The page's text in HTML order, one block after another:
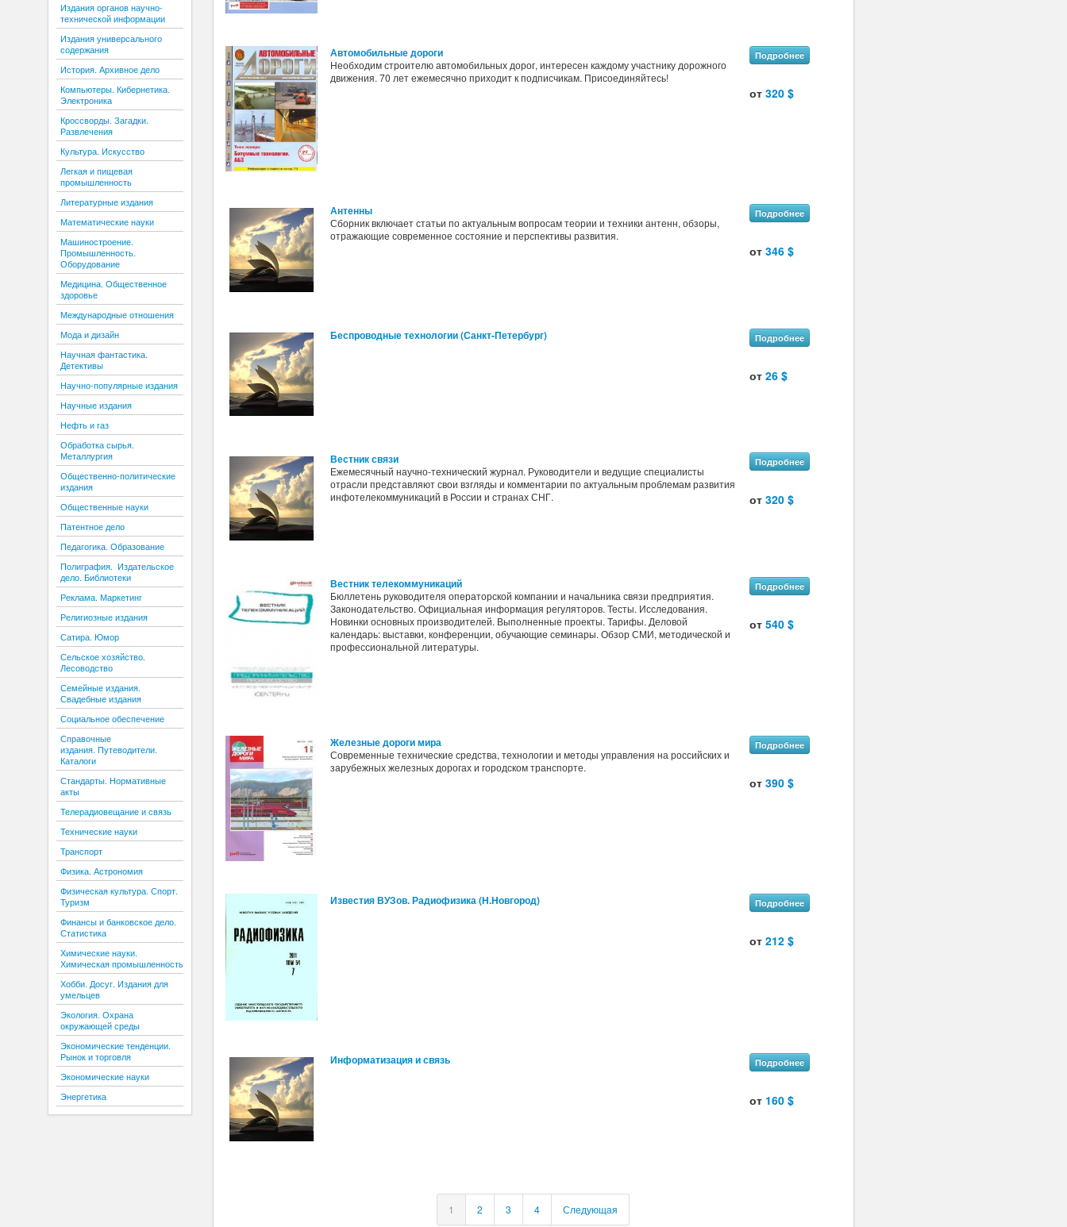
Издания органов научно-
технической информации
Издания универсального
содержания
История. Архивное дело
Компьютеры. Кибернетика.
Электроника
Кроссворды. Загадки.
Развлечения
Культура. Искусство
Легкая и пищевая
промышленность
Литературные издания
Математические науки
Машиностроение.
Промышленность.
Оборудование
Медицина. Общественное
здоровье
Международные отношения
Мода и дизайн
Научная фантастика.
Детективы
Научно-популярные издания
Научные издания
Нефть и газ
Обработка сырья.
Металлургия
Общественно-политические
издания
Общественные науки
Патентное дело
Педагогика. Образование
Полиграфия. Издательское
дело. Библиотеки
Реклама. Маркетинг
Религиозные издания
Сатира. Юмор
Сельское хозяйство.
Лесоводство
Семейные издания.
Свадебные издания
Социальное обеспечение
Справочные
издания. Путеводители.
Каталоги
Стандарты. Нормативные
акты
Телерадиовещание и связь
Технические науки
Транспорт
Физика. Астрономия
Физическая культура. Спорт.
Туризм
Финансы и банковское дело.
Статистика
Химические науки.
Химическая промышленность
Хобби. Досуг. Издания для
умельцев
Экология. Охрана
окружающей среды
Экономические тенденции.
Рынок и торговля
Экономические науки
Энергетика
Автомобильные дороги
Необходим строителю автомобильных дорог, интересен каждому участнику дорожного
движения. 70 лет ежемесячно приходит к подписчикам. Присоединяйтесь!
Подробнее
от320 $
Антенны
Сборник включает статьи по актуальным вопросам теории и техники антенн, обзоры,
отражающие современное состояние и перспективы развития.
Подробнее
от346 $
Беспроводные технологии (Санкт-Петербург) Подробнее
от26 $
Вестник связи
Ежемесячный научно-технический журнал. Руководители и ведущие специалисты
отрасли представляют свои взгляды и комментарии по актуальным проблемам развития
инфотелекоммуникаций в России и странах СНГ.
Подробнее
от320 $
Вестник телекоммуникаций
Бюллетень руководителя операторской компании и начальника связи предприятия.
Законодательство. Официальная информация регуляторов. Тесты. Исследования.
Новинки основных производителей. Выполненные проекты. Тарифы. Деловой
календарь: выставки, конференции, обучающие семинары. Обзор СМИ, методической и
профессиональной литературы.
Подробнее
от540 $
Железные дороги мира
Современные технические средства, технологии и методы управления на российских и
зарубежных железных дорогах и городском транспорте.
Подробнее
от390 $
Известия ВУЗов. Радиофизика (Н.Новгород) Подробнее
от212 $
Информатизация и связь Подробнее
от 160 $
1 2 3 4 Следующая